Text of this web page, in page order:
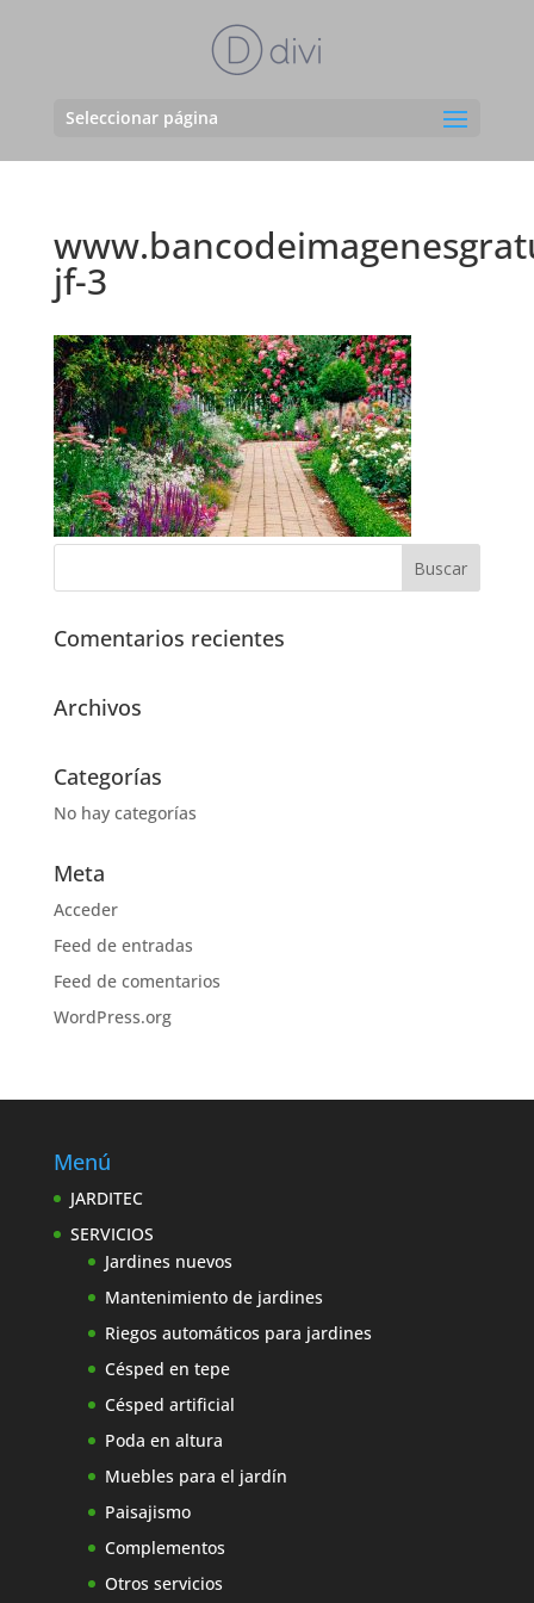
Seleccionar página
jf-3
Comentarios recientes
Archivos
Categorías
No hay categorías
Meta
Acceder
Feed de entradas
Feed de comentarios
WordPress.org
Menú
JARDITEC
SERVICIOS
Jardines nuevos
Mantenimiento de jardines
Riegos automáticos para jardines
Césped en tepe
Césped artificial
Poda en altura
Muebles para el jardín
Paisajismo
Complementos
Otros servicios